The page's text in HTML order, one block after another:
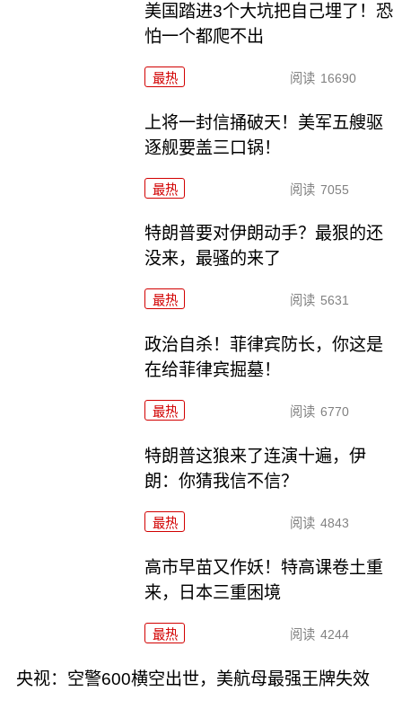
美国踏进3个大坑把自己埋了！恐
怕一个都爬不出
最热 阅读 16690
上将一封信捅破天！美军五艘驱
逐舰要盖三口锅！
最热 阅读 7055
特朗普要对伊朗动手？最狠的还
没来，最骚的来了
最热 阅读 5631
政治自杀！菲律宾防长，你这是
在给菲律宾掘墓！
最热 阅读 6770
特朗普这狼来了连演十遍，伊
朗：你猜我信不信？
最热 阅读 4843
高市早苗又作妖！特高课卷土重
来，日本三重困境
最热 阅读 4244
央视：空警600横空出世，美航母最强王牌失效